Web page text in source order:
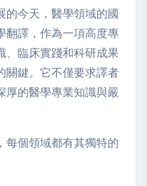
的今天，醫學領域的國
翻譯，作為一項高度專
、臨床實踐和科研成果
關鍵。它不僅要求譯者
厚的醫學專業知識與嚴
每個領域都有其獨特的